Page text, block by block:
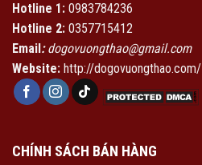
Hotline 1: 0983784236
Hotline 2: 0357715412
Email :dogovuongthao@gmail.com
Website: http://dogovuongthao.com/
CHÍNH SÁCH BÁN HÀNG